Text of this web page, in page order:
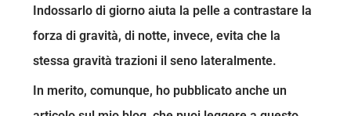
Indossarlo di giorno aiuta la pelle a contrastare la
forza di gravità, di notte, invece, evita che la
stessa gravità trazioni il seno lateralmente.
In merito, comunque, ho pubblicato anche un